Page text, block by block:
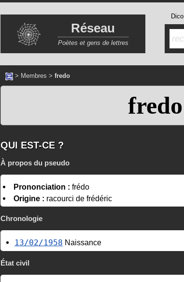
Réseau
Poètes et gens de lettres
Dico
> Membres > fredo
fredo
QUI EST-CE ?
À propos du pseudo
Prononciation :frédo
Origine : racourci de frédéric
Chronologie
13/02/1958 Naissance
État civil